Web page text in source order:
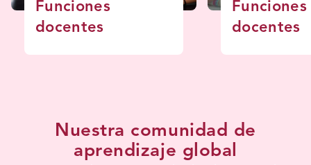
Funciones
docentes
Funciones
docentes
Nuestra comunidad de
aprendizaje global